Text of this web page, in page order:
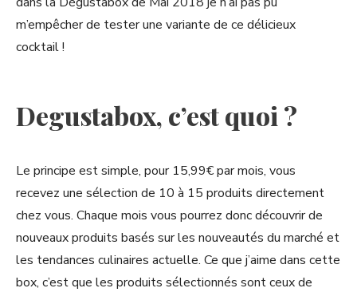
m’empêcher de tester une variante de ce délicieux
cocktail !
Degustabox, c’est quoi ?
Le principe est simple, pour 15,99€ par mois, vous
recevez une sélection de 10 à 15 produits directement
chez vous. Chaque mois vous pourrez donc découvrir de
nouveaux produits basés sur les nouveautés du marché et
les tendances culinaires actuelle. Ce que j’aime dans cette
box, c’est que les produits sélectionnés sont ceux de